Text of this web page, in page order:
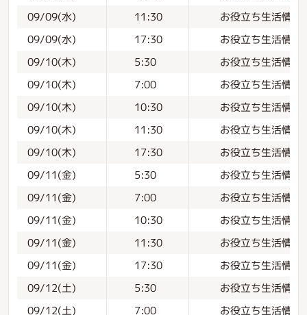
09/09(水) 11:30 お役立ち生活情報
09/09(水) 17:30 お役立ち生活情報
09/10(木) 5:30 お役立ち生活情報
09/10(木) 7:00 お役立ち生活情報
09/10(木) 10:30 お役立ち生活情報
09/10(木) 11:30 お役立ち生活情報
09/10(木) 17:30 お役立ち生活情報
09/11(金) 5:30 お役立ち生活情報
09/11(金) 7:00 お役立ち生活情報
09/11(金) 10:30 お役立ち生活情報
09/11(金) 11:30 お役立ち生活情報
09/11(金) 17:30 お役立ち生活情報
09/12(土) 5:30 お役立ち生活情報
09/12(土) 7:00 お役立ち生活情報